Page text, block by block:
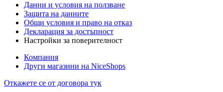
Данни и условия на ползване
Защита на данните
Общи условия и право на отказ
Декларация за достъпност
Настройки за поверителност
Компания
Други магазини на NiceShops
Откажете се от договора тук